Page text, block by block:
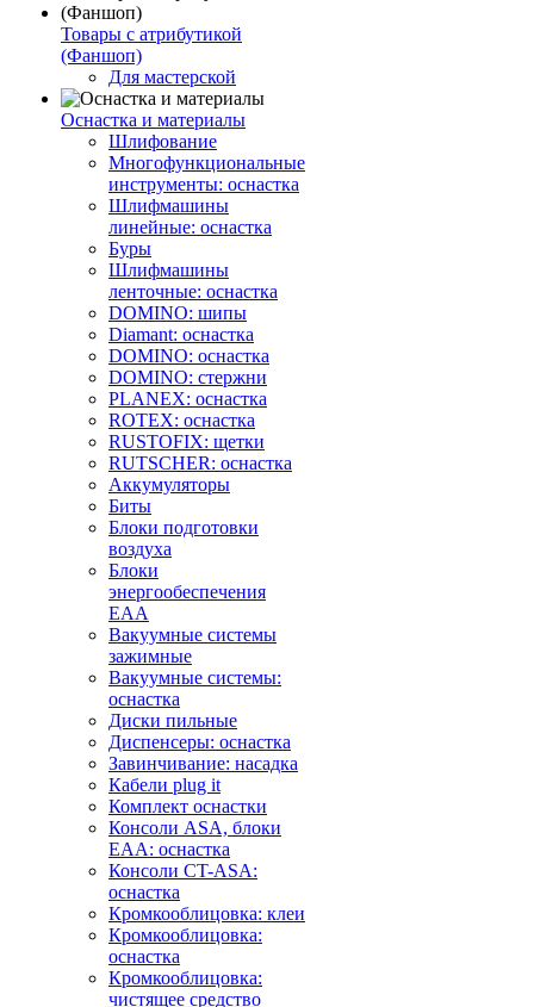
Товары с атрибутикой
(Фаншоп)
Для мастерской
Оснастка и материалы
Шлифование
Многофункциональные
инструменты: оснастка
Шлифмашины
линейные: оснастка
Буры
Шлифмашины
ленточные: оснастка
DOMINO: шипы
Diamant: оснастка
DOMINO: оснастка
DOMINO: стержни
PLANEX: оснастка
ROTEX: оснастка
RUSTOFIX: щетки
RUTSCHER: оснастка
Аккумуляторы
Биты
Блоки подготовки
воздуха
Блоки
энергообеспечения
EAA
Вакуумные системы
зажимные
Вакуумные системы:
оснастка
Диски пильные
Диспенсеры: оснастка
Завинчивание: насадка
Кабели plug it
Комплект оснастки
Консоли ASA, блоки
EAA: оснастка
Консоли CT-ASA:
оснастка
Кромкооблицовка: клеи
Кромкооблицовка:
оснастка
Кромкооблицовка:
чистящее средство